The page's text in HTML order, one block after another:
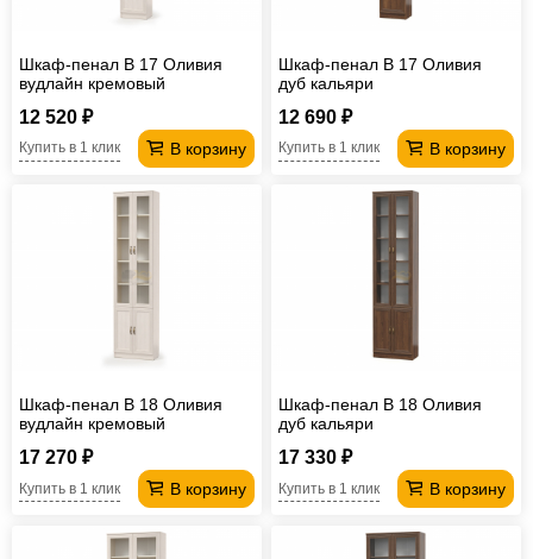
Шкаф-пенал В 17 Оливия
вудлайн кремовый
12 520 ₽
В корзину
Купить в 1 клик
Шкаф-пенал В 17 Оливия
дуб кальяри
12 690 ₽
В корзину
Купить в 1 клик
Шкаф-пенал В 18 Оливия
вудлайн кремовый
17 270 ₽
В корзину
Купить в 1 клик
Шкаф-пенал В 18 Оливия
дуб кальяри
17 330 ₽
В корзину
Купить в 1 клик